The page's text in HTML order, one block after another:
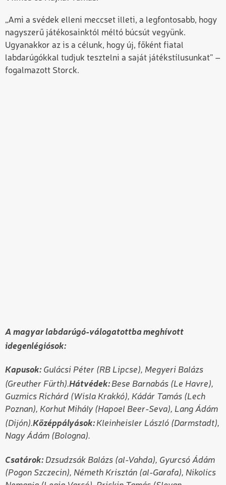
„Ami a svédek elleni meccset illeti, a legfontosabb, hogy
nagyszerű játékosainktól méltó búcsút vegyünk.
Ugyanakkor az is a célunk, hogy új, főként fiatal
labdarúgókkal tudjuk tesztelni a saját játékstílusunkat” –
fogalmazott Storck.
A magyar labdarúgó-válogatottba meghívott
idegenlégiósok:
Kapusok: Gulácsi Péter (RB Lipcse), Megyeri Balázs
(Greuther Fürth).Hátvédek:Bese Barnabás (Le Havre),
Guzmics Richárd (Wisla Krakkó), Kádár Tamás (Lech
Poznan), Korhut Mihály (Hapoel Beer-Seva), Lang Ádám
(Dijón).Középpályások:Kleinheisler László (Darmstadt),
Nagy Ádám (Bologna).
Csatárok: Dzsudzsák Balázs (al-Vahda), Gyurcsó Ádám
(Pogon Szczecin), Németh Krisztán (al-Garafa), Nikolics